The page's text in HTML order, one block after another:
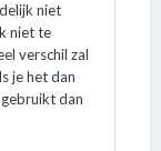
niet
niet te
verschil zal
je het dan
dan